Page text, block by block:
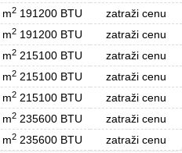
m2 191200 BTU
zatraži cenu
m2 191200 BTU
zatraži cenu
m2 215100 BTU
zatraži cenu
m2 215100 BTU
zatraži cenu
m2 215100 BTU
zatraži cenu
m2 235600 BTU
zatraži cenu
m2 235600 BTU zatraži cenu